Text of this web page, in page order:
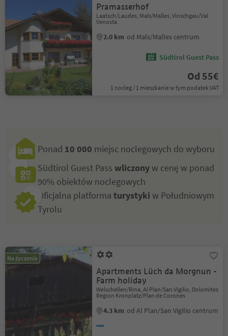
Pramasserhof
Laatsch/Laudes, Mals/Malles, Vinschgau/Val
Venosta
2.0 km od Mals/Malles centrum
Südtirol Guest Pass
Od 55€
1 nocleg / 1 mieszkanie w tym podatek VAT
Ponad 10 000 miejsc noclegowych do wyboru
Südtirol Guest Pass wliczonyw cenę w ponad
90% obiektów noclegowych
Oficjalna platforma turystyki w Południowym
Tyrolu
Na życzenie
Apartments Lüch da Morgnun -
Farm holiday
Welschellen/Rina, Al Plan/San Vigilio, Dolomites
Region Kronplatz/Plan de Corones
4.3 km od Al Plan/San Vigilio centrum